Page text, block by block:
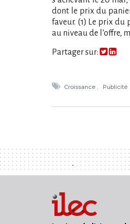
dont le prix du
faveur. (1) Le prix du
au niveau de l’offre,
Partager sur:
Croissance Publicité